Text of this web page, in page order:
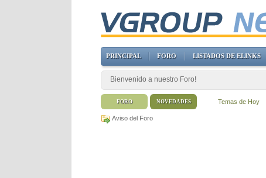
Aviso del Foro
PRINCIPAL FORO LISTADOS DE ELINKS
Bienvenido a nuestro Foro!
FORO NOVEDADES Temas de Hoy